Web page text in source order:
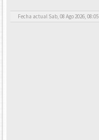
Fecha actual Sab, 08 Ago 2026, 08:05